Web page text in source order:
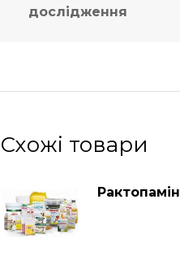
дослідження
Схожі товари
Рактопамін